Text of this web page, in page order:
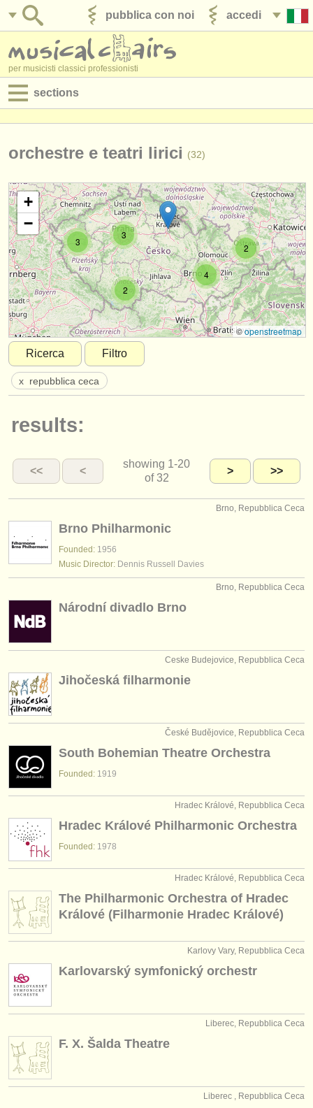
accedi
pubblica con noi
per musicisti classici professionisti
sections
jobs - amministrazione
degree courses
corsi
concorsi/premi
strumenti in vendita
strumenti rubati
elenchi:
orchestre giovanili
contattaci
rss feeds
notizie di musica classica
find out about ourATS
ATS
accedi
orchestre e teatri lirici (32)
3
3
2
2
4
+
−
©openstreetmap
Ricerca
Filtro
x repubblica ceca
results:
<< <
showing 1-20
of 32
> >>
Brno, Repubblica Ceca
Brno Philharmonic
Founded: 1956
Music Director: Dennis Russell Davies
Brno, Repubblica Ceca
Národní divadlo Brno
Ceske Budejovice, Repubblica Ceca
Jihočeská filharmonie
České Budějovice, Repubblica Ceca
South Bohemian Theatre Orchestra
Founded: 1919
Hradec Králové, Repubblica Ceca
Hradec Králové Philharmonic Orchestra
Founded: 1978
Hradec Králové, Repubblica Ceca
The Philharmonic Orchestra of Hradec
Králové (Filharmonie Hradec Králové)
Karlovy Vary, Repubblica Ceca
Karlovarský symfonický orchestr
Liberec, Repubblica Ceca
F. X. Šalda Theatre
Liberec , Repubblica Ceca